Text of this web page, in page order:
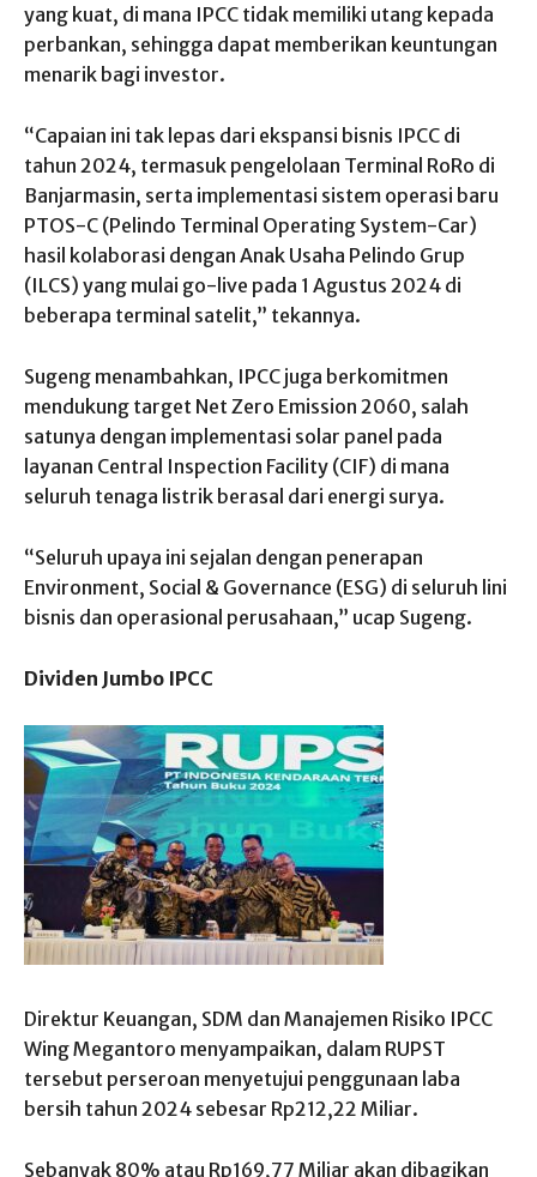
yang kuat, di mana IPCC tidak memiliki utang kepada
perbankan, sehingga dapat memberikan keuntungan
menarik bagi investor.
“Capaian ini tak lepas dari ekspansi bisnis IPCC di
tahun 2024, termasuk pengelolaan Terminal RoRo di
Banjarmasin, serta implementasi sistem operasi baru
PTOS-C (Pelindo Terminal Operating System-Car)
hasil kolaborasi dengan Anak Usaha Pelindo Grup
(ILCS) yang mulai go-live pada 1 Agustus 2024 di
beberapa terminal satelit,” tekannya.
Sugeng menambahkan, IPCC juga berkomitmen
mendukung target Net Zero Emission 2060, salah
satunya dengan implementasi solar panel pada
layanan Central Inspection Facility (CIF) di mana
seluruh tenaga listrik berasal dari energi surya.
“Seluruh upaya ini sejalan dengan penerapan
Environment, Social & Governance (ESG) di seluruh lini
bisnis dan operasional perusahaan,” ucap Sugeng.
Dividen Jumbo IPCC
Direktur Keuangan, SDM dan Manajemen Risiko IPCC
Wing Megantoro menyampaikan, dalam RUPST
tersebut perseroan menyetujui penggunaan laba
bersih tahun 2024 sebesar Rp212,22 Miliar.
Sebanyak 80% atau Rp169,77 Miliar akan dibagikan